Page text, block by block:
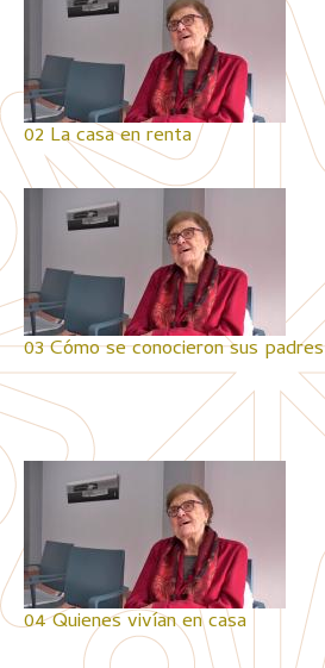
02 La casa en renta
03 Cómo se conocieron sus padres
04 Quienes vivían en casa